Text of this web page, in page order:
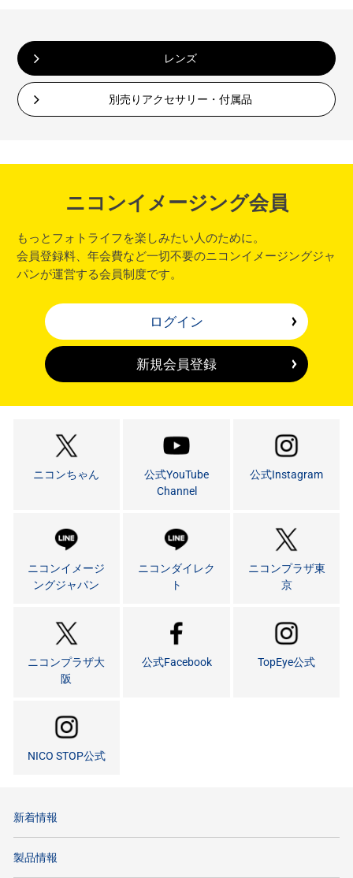
レンズ
別売りアクセサリー・付属品
ニコンイメージング会員
もっとフォトライフを楽しみたい人のために。
会員登録料、年会費など一切不要のニコンイメージングジャ
パンが運営する会員制度です。
ログイン
新規会員登録
ニコンちゃん
公式YouTube
Channel
公式Instagram
ニコンイメージ
ングジャパン
ニコンダイレク
ト
ニコンプラザ東
京
ニコンプラザ大
阪
公式Facebook TopEye公式
NICO STOP公式
新着情報
製品情報